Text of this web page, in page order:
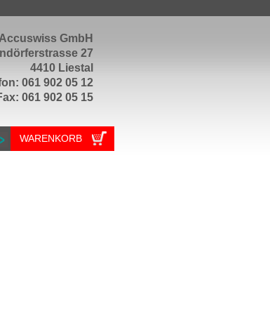
Accuswiss GmbH
27
4410 Liestal
061 902 05 12
061 902 05 15
WARENKORB